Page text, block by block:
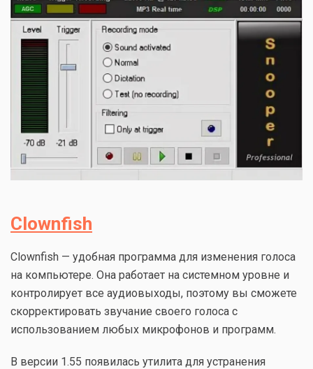
Clownfish
Clownfish — удобная программа для изменения голоса
на компьютере. Она работает на системном уровне и
контролирует все аудиовыходы, поэтому вы сможете
скорректировать звучание своего голоса с
использованием любых микрофонов и программ.
В версии 1.55 появилась утилита для устранения